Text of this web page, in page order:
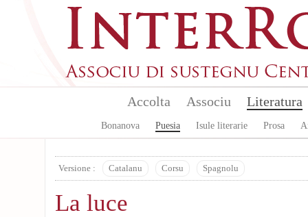
Accolta Associu Literatura
Bonanova Puesia Isule literarie Prosa
Versione : Catalanu Corsu Spagnolu
La luce